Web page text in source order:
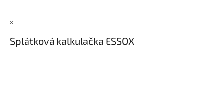
×
Splátková kalkulačka ESSOX